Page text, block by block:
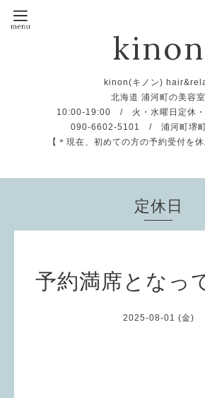
kinon
kinon(キノン)
北海道 浦河町の美容室
10:00-19:00 / 火・水曜日定休・
090-6602-5101 / 浦河町堺
【＊現在、初めての方の予約受付を
定休日
予約満席となっ
2025-08-01 (金)